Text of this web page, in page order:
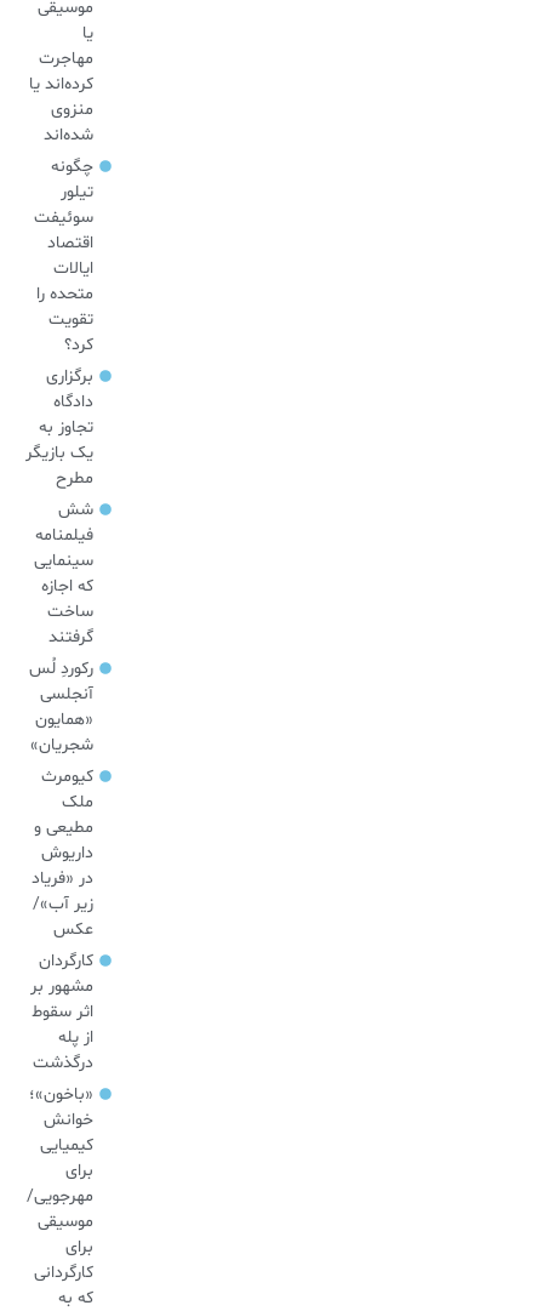
موسیقی
یا
مهاجرت
کرده‌اند یا
منزوی
شده‌اند
چگونه
تیلور
سوئیفت
اقتصاد
ایالات
متحده را
تقویت
کرد؟
برگزاری
دادگاه
تجاوز به
یک بازیگر
مطرح
شش
فیلمنامه
سینمایی
که اجازه
ساخت
گرفتند
رکوردِ لُس
آنجلسی
«همایون
شجریان»
کیومرث
ملک
مطیعی و
داریوش
در «فریاد
زیر آب»/
عکس
کارگردان
مشهور بر
اثر سقوط
از پله
درگذشت
«باخون»‌؛
خوانش
کیمیایی
برای
مهرجویی/
موسیقی
برای
کارگردانی
که به